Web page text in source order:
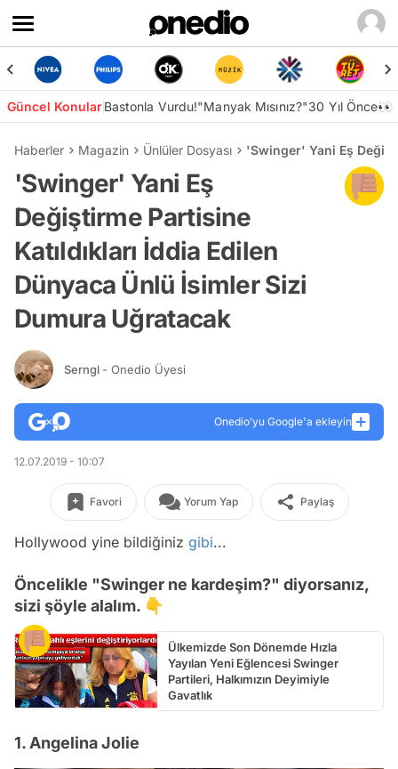
Güncel KonularBastonla Vurdu!"Manyak Mısınız?"30 Yıl Önce👀
Haberler Magazin Ünlüler Dosyası 'Swinger' Yani Eş
'Swinger' Yani Eş
Değiştirme Partisine
Katıldıkları İddia Edilen
Dünyaca Ünlü İsimler Sizi
Dumura Uğratacak
Serngl - Onedio Üyesi
Onedio’yu Google'a ekleyin
12.07.2019 - 10:07
Favori Yorum Yap Paylaş
Hollywood yine bildiğiniz gibi...
Öncelikle "Swinger ne kardeşim?" diyorsanız,
sizi şöyle alalım. 👇
Ülkemizde Son Dönemde Hızla
Yayılan Yeni Eğlencesi Swinger
Partileri, Halkımızın Deyimiyle
Gavatlık
1. Angelina Jolie